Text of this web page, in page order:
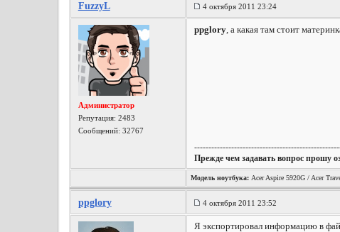
FuzzyL 4 октября 2011 23:24
Администратор
Репутация: 2483
Сообщений: 32767
ppglory, а какая там стоит
Прежде чем задавать вопрос прошу
Модель ноутбука:Acer Aspire 5920G / Acer
ppglory 4 октября 2011 23:52
Я экспортировал информацию в